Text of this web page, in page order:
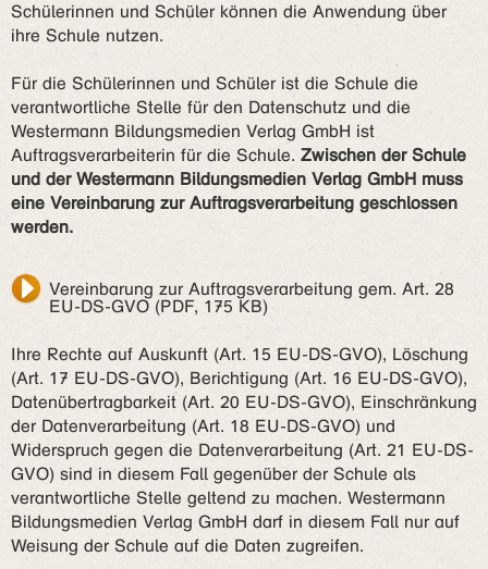
Schülerinnen und Schüler können die Anwendung über
ihre Schule nutzen.
Für die Schülerinnen und Schüler ist die Schule die
verantwortliche Stelle für den Datenschutz und die
Westermann Bildungsmedien Verlag GmbH ist
Auftragsverarbeiterin für die Schule. Zwischen der Schule
und der Westermann Bildungsmedien Verlag GmbH muss
eine Vereinbarung zur Auftragsverarbeitung geschlossen
werden.
Vereinbarung zur Auftragsverarbeitung gem. Art. 28
EU-DS-GVO (PDF, 175 KB)
Ihre Rechte auf Auskunft (Art. 15 EU-DS-GVO), Löschung
(Art. 17 EU-DS-GVO), Berichtigung (Art. 16 EU-DS-GVO),
Datenübertragbarkeit (Art. 20 EU-DS-GVO), Einschränkung
der Datenverarbeitung (Art. 18 EU-DS-GVO) und
Widerspruch gegen die Datenverarbeitung (Art. 21 EU-DS-
GVO) sind in diesem Fall gegenüber der Schule als
verantwortliche Stelle geltend zu machen. Westermann
Bildungsmedien Verlag GmbH darf in diesem Fall nur auf
Weisung der Schule auf die Daten zugreifen.